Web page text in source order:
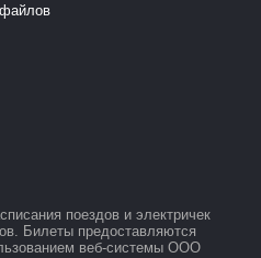
поездов и электричек
Билеты предоставляются
веб-системы ООО